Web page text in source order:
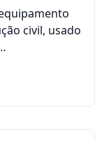
civil, usado